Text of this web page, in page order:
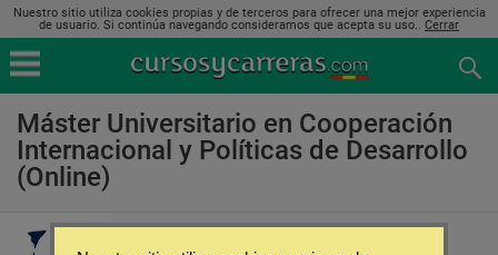
Nuestro sitio utiliza cookies propias y de terceros para ofrecer una mejor experiencia
de usuario. Si continúa navegando consideramos que acepta su uso.. Cerrar
Máster Universitario en Cooperación
Internacional y Políticas de Desarrollo
(Online)
Universidad de Málaga